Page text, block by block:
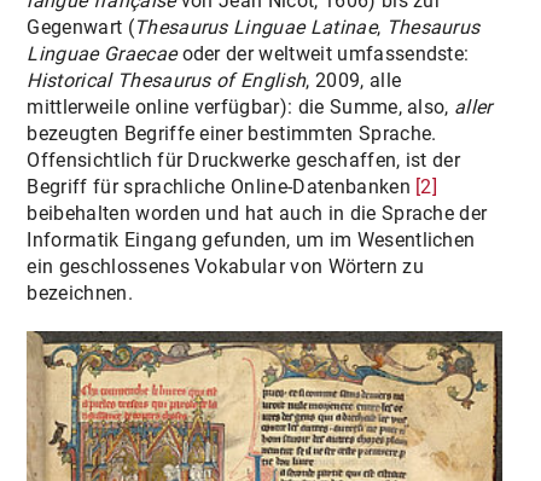
Gegenwart (Thesaurus Linguae Latinae, Thesaurus
Linguae Graecaeoder der weltweit umfassendste:
Historical Thesaurus of English, 2009, alle
mittlerweile online verfügbar): die Summe, also, aller
bezeugten Begriffe einer bestimmten Sprache.
Offensichtlich für Druckwerke geschaffen, ist der
Begriff für sprachliche Online-Datenbanken [2]
beibehalten worden und hat auch in die Sprache der
Informatik Eingang gefunden, um im Wesentlichen
ein geschlossenes Vokabular von Wörtern zu
bezeichnen.